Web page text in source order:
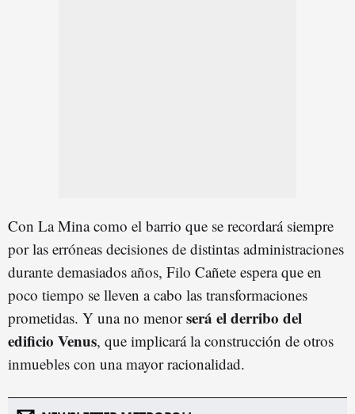
Con La Mina como el barrio que se recordará siempre
por las erróneas decisiones de distintas administraciones
durante demasiados años, Filo Cañete espera que en
poco tiempo se lleven a cabo las transformaciones
prometidas. Y una no menorserá el derribo del
edificio Venus, que implicará la construcción de otros
inmuebles con una mayor racionalidad.